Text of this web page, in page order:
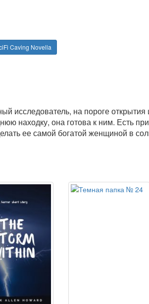
Caving Novella
исследователь, на пороге открытия
находку, она готова к ним. Есть
ее самой богатой женщиной в